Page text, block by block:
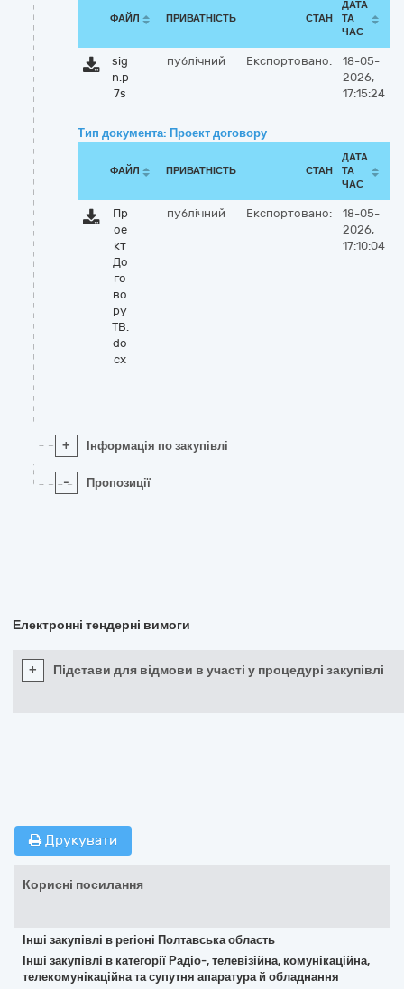
ФАЙЛ ПРИВАТНІСТЬ СТАН
ДАТА
ТА
ЧАС
sig
n.p
7s
публічний Експортовано:
18-05-
2026,
17:15:24
Тип документа: Проект договору
ФАЙЛ ПРИВАТНІСТЬ СТАН
ДАТА
ТА
ЧАС
Пр
ое
кт
До
го
во
ру
ТВ.
do
cx
публічний Експортовано:
18-05-
2026,
17:10:04
+ Інформація по закупівлі
- Пропозиції
Електронні тендерні вимоги
+ Підстави для відмови в участі у процедурі закупівлі
Друкувати
Корисні посилання
Інші закупівлі в регіоні Полтавська область
Інші закупівлі в категорії Радіо-, телевізійна, комунікаційна,
телекомунікаційна та супутня апаратура й обладнання